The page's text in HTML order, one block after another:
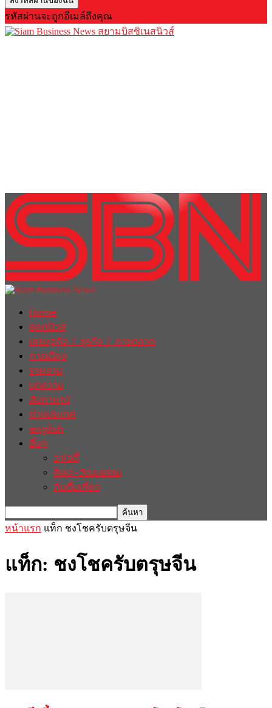
รหัสผ่านจะถูกอีเมล์ถึงคุณ
สยามบิสซิเนสนิวส์
Home
ฮอตนิวส์
เศรษฐกิจ / ธุรกิจ / การตลาด
การเมือง
รายงาน
บทความ
สัมภาษณ์
ต่างประเทศ
english
อื่นๆ
วาไรตี้
ศิลปะ-วัฒนธรรม
กินดื่มเที่ยว
หน้าแรก แท็ก ชงโชครับตรุษจีน
แท็ก: ชงโชครับตรุษจีน